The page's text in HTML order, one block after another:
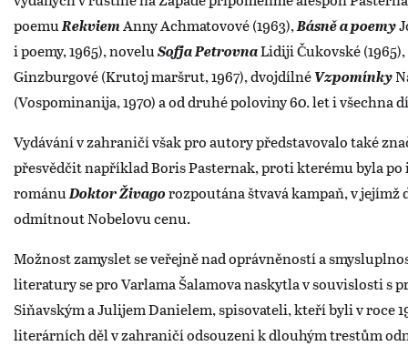
poemuRekviemAnny Achmatovové (1963),Básně a poemy
i poemy, 1965), noveluSofja PetrovnaLidiji Čukovské (1965),
Ginzburgové (Krutoj maršrut, 1967), dvojdílnéVzpomínky
(Vospominanija, 1970) a od druhé poloviny 60. let i všechna
Vydávání v zahraničí však pro autory představovalo také
přesvědčit například Boris Pasternak, proti kterému byla
románuDoktor Živagorozpoutána štvavá kampaň, v
odmítnout Nobelovu cenu.
Možnost zamyslet se veřejně nad oprávněností a
literatury se pro Varlama Šalamova naskytla v souvislosti s
Siňavským a Julijem Danielem, spisovateli, kteří byli v roce
literárních děl v zahraničí odsouzeni k dlouhým trestům